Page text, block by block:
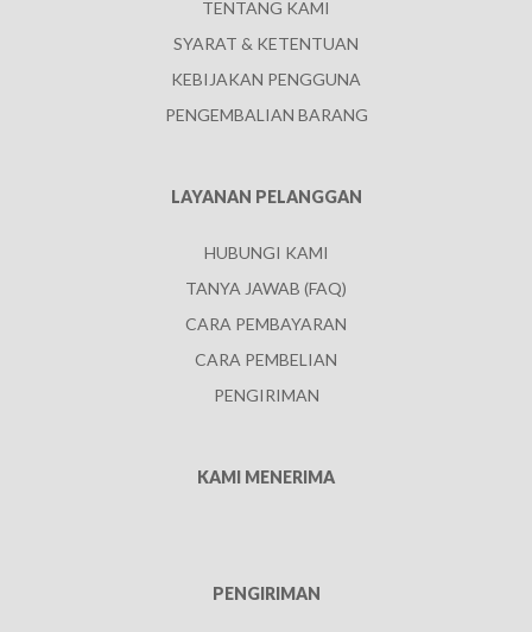
TENTANG KAMI
SYARAT & KETENTUAN
KEBIJAKAN PENGGUNA
PENGEMBALIAN BARANG
LAYANAN PELANGGAN
HUBUNGI KAMI
TANYA JAWAB (FAQ)
CARA PEMBAYARAN
CARA PEMBELIAN
PENGIRIMAN
KAMI MENERIMA
PENGIRIMAN